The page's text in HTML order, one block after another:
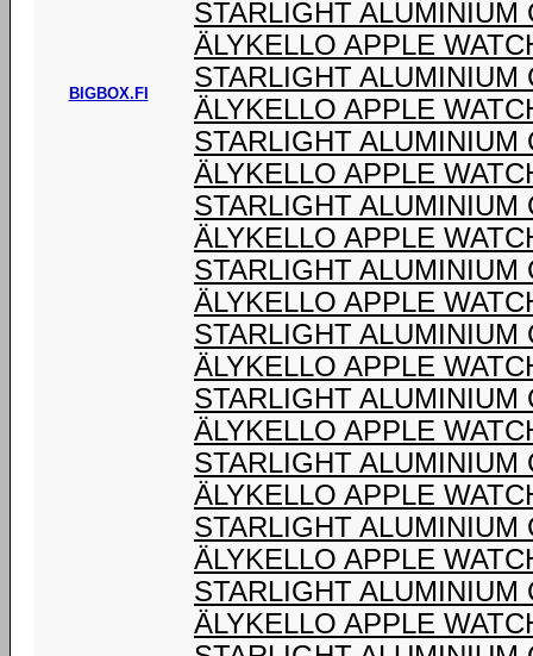
BIGBOX.FI
STARLIGHT ALUMINIUM
ÄLYKELLO APPLE
STARLIGHT ALUMINIUM
ÄLYKELLO APPLE
STARLIGHT ALUMINIUM
ÄLYKELLO APPLE
STARLIGHT ALUMINIUM
ÄLYKELLO APPLE
STARLIGHT ALUMINIUM
ÄLYKELLO APPLE
STARLIGHT ALUMINIUM
ÄLYKELLO APPLE
STARLIGHT ALUMINIUM
ÄLYKELLO APPLE
STARLIGHT ALUMINIUM
ÄLYKELLO APPLE
STARLIGHT ALUMINIUM
ÄLYKELLO APPLE
STARLIGHT ALUMINIUM
ÄLYKELLO APPLE